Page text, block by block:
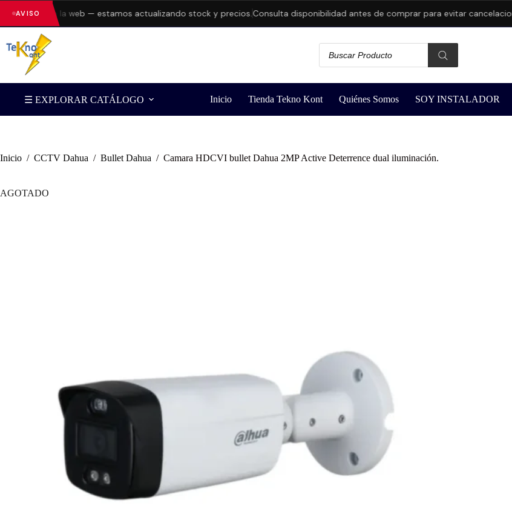
AVISOen la web — estamos actualizando stock y precios.Consulta disponibilidad antes de comprar para evitar cancelaciones.
☰ EXPLORAR CATÁLOGO Inicio Tienda Tekno Kont Quiénes Somos SOY INSTALADOR
Inicio / CCTV Dahua / Bullet Dahua / Camara HDCVI bullet Dahua 2MP Active Deterrence dual iluminación.
AGOTADO